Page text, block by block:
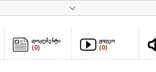
დოკუმენტი
(0)
ვიდეო
(0)